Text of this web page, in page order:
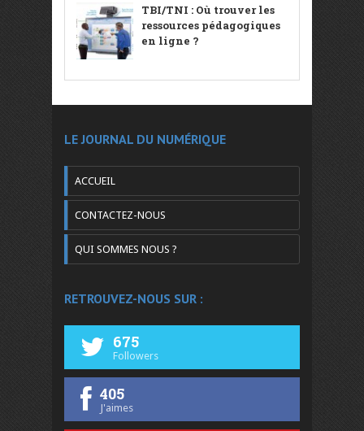
TBI/TNI : Où trouver les
ressources pédagogiques
en ligne ?
LE JOURNAL DU NUMÉRIQUE
ACCUEIL
CONTACTEZ-NOUS
QUI SOMMES NOUS ?
RETROUVEZ-NOUS SUR :
675
Followers
405
J'aimes